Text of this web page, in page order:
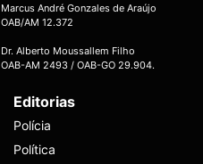
Marcus André Gonzales de Araújo
OAB/AM 12.372
Dr. Alberto Moussallem Filho
OAB-AM 2493 / OAB-GO 29.904.
Editorias
Polícia
Política